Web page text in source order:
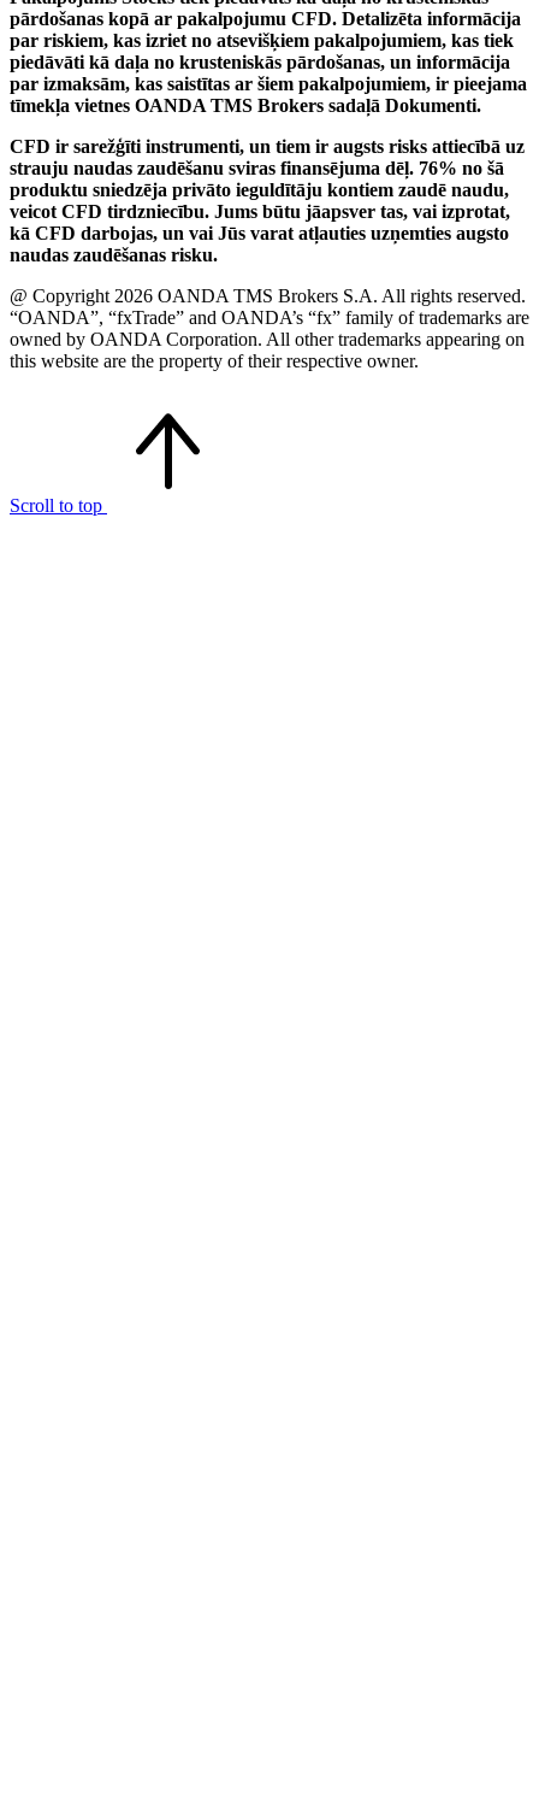
pārdošanas kopā ar pakalpojumu CFD. Detalizēta informācija
par riskiem, kas izriet no atsevišķiem pakalpojumiem, kas tiek
piedāvāti kā daļa no krusteniskās pārdošanas, un informācija
par izmaksām, kas saistītas ar šiem pakalpojumiem, ir pieejama
tīmekļa vietnes OANDA TMS Brokers sadaļā Dokumenti.
CFD ir sarežģīti instrumenti, un tiem ir augsts risks attiecībā uz
strauju naudas zaudēšanu sviras finansējuma dēļ. 76% no šā
produktu sniedzēja privāto ieguldītāju kontiem zaudē naudu,
veicot CFD tirdzniecību. Jums būtu jāapsver tas, vai izprotat,
kā CFD darbojas, un vai Jūs varat atļauties uzņemties augsto
naudas zaudēšanas risku.
@ Copyright 2026 OANDA TMS Brokers S.A. All rights reserved.
“OANDA”, “fxTrade” and OANDA’s “fx” family of trademarks are
owned by OANDA Corporation. All other trademarks appearing on
this website are the property of their respective owner.
Scroll to top